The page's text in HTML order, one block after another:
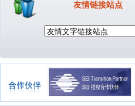
友情链接站点